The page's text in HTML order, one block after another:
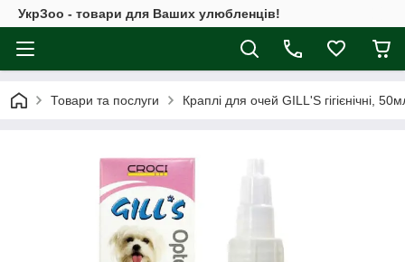
УкрЗоо - товари для Ваших улюбленців!
Товари та послуги Краплі для очей GILL'S гігієнічні,